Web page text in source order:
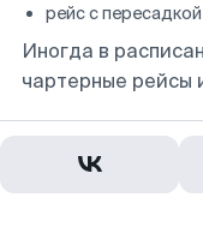
рейс с пересадкой
Иногда в
чартерные рейсы